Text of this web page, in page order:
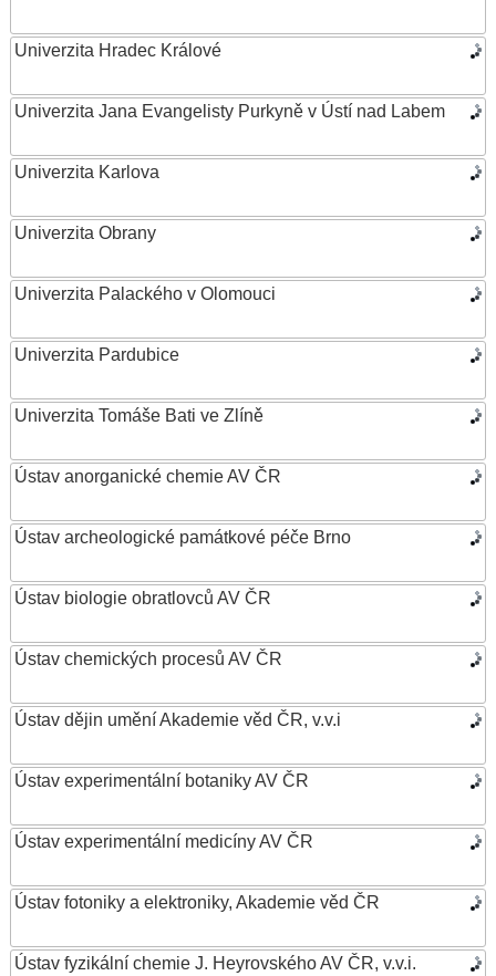
Univerzita Hradec Králové
Univerzita Jana Evangelisty Purkyně v Ústí nad Labem
Univerzita Karlova
Univerzita Obrany
Univerzita Palackého v Olomouci
Univerzita Pardubice
Univerzita Tomáše Bati ve Zlíně
Ústav anorganické chemie AV ČR
Ústav archeologické památkové péče Brno
Ústav biologie obratlovců AV ČR
Ústav chemických procesů AV ČR
Ústav dějin umění Akademie věd ČR, v.v.i
Ústav experimentální botaniky AV ČR
Ústav experimentální medicíny AV ČR
Ústav fotoniky a elektroniky, Akademie věd ČR
Ústav fyzikální chemie J. Heyrovského AV ČR, v.v.i.